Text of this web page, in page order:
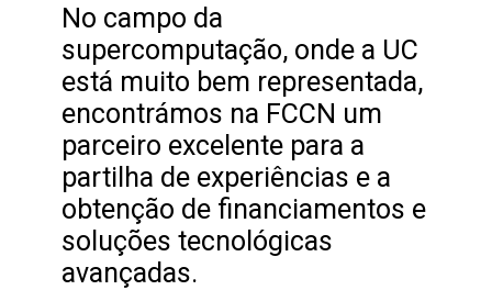
No campo da
supercomputação, onde a UC
está muito bem representada,
encontrámos na FCCN um
parceiro excelente para a
partilha de experiências e a
obtenção de financiamentos e
soluções tecnológicas
avançadas.